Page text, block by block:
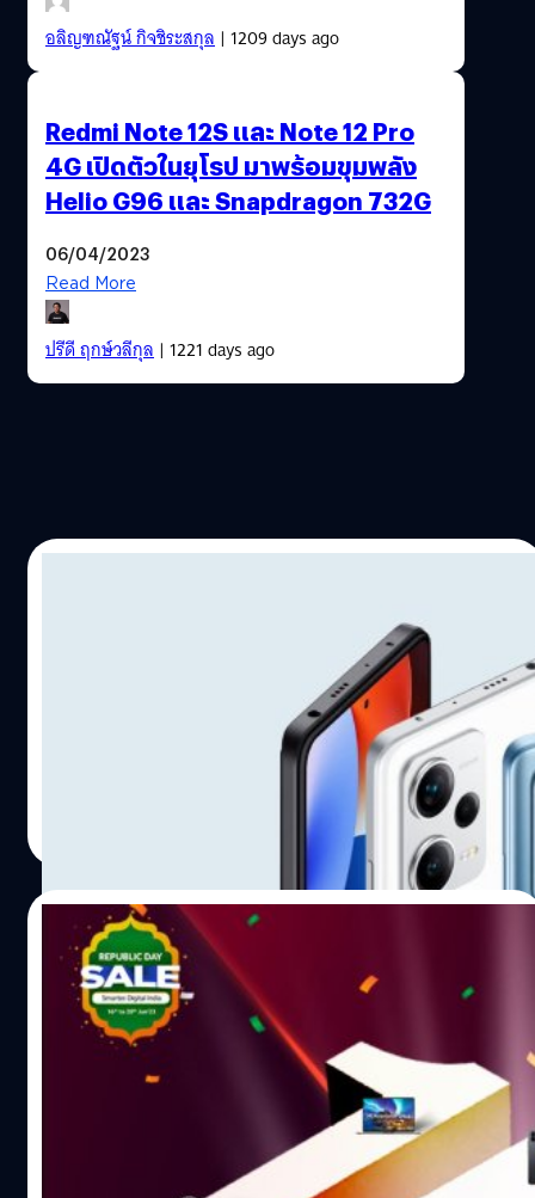
อลิญฑณัฐน์ กิจชิระสกุล| 1209 days ago
Redmi Note 12S และ Note 12 Pro
4G เปิดตัวในยุโรป มาพร้อมขุมพลัง
Helio G96 และ Snapdragon 732G
06/04/2023
Read More
ปรีดี ฤกษ์วลีกุล| 1221 days ago
Redmi Note 12 Series เตรียมเปิดตัวระดับ
มีรายงานว่า Xiaomi Redmi Note 12 เตรียมเปิดตัวในระดับ
Global หลังจากที่ทำตลาดแค่ในจีนและอินเดีย
| 1244 days ago
31/01/2023
Xiaomi ทำยอดขายทะลุ 1 ล้านเครื่องในวันชาติ
อินเดีย!
อินเดียเฉลิมฉลองวันชาติอินเดีย (Republic Day) เมื่อวัน
พฤหัสบดีที่ 26 มกราคมที่ผ่านมา ในช่วงนี้จะเป็นช่องที่ร้านค้า
ปลีกและแบรนด์ต่าง ๆ กระหน่ำโปรโมชันลดราคาสินค้า
มากมาย ซึ่ง Xiaomi ก็ทำผลประกอบการอย่างยอดเยี่ยมด้วย
ยอดขายสินค้าในอินเดียมากกว่า 1 ล้านชิ้นเลยทีเดียว
| 1285 days ago